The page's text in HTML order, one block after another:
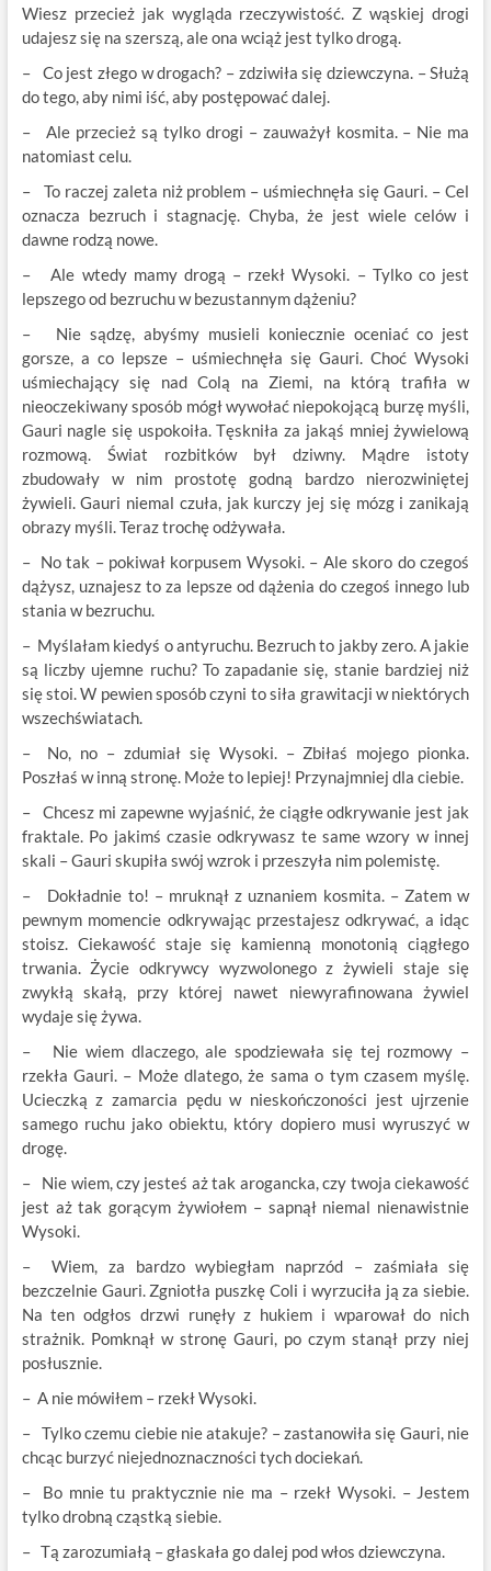
Wiesz przecież jak wygląda rzeczywistość. Z wąskiej drogi
udajesz się na szerszą, ale ona wciąż jest tylko drogą.
– Co jest złego w drogach? – zdziwiła się dziewczyna. – Służą
do tego, aby nimi iść, aby postępować dalej.
– Ale przecież są tylko drogi – zauważył kosmita. – Nie ma
natomiast celu.
– To raczej zaleta niż problem – uśmiechnęła się Gauri. – Cel
oznacza bezruch i stagnację. Chyba, że jest wiele celów i
dawne rodzą nowe.
– Ale wtedy mamy drogą – rzekł Wysoki. – Tylko co jest
lepszego od bezruchu w bezustannym dążeniu?
– Nie sądzę, abyśmy musieli koniecznie oceniać co jest
gorsze, a co lepsze – uśmiechnęła się Gauri. Choć Wysoki
uśmiechający się nad Colą na Ziemi, na którą trafiła w
nieoczekiwany sposób mógł wywołać niepokojącą burzę myśli,
Gauri nagle się uspokoiła. Tęskniła za jakąś mniej żywielową
rozmową. Świat rozbitków był dziwny. Mądre istoty
zbudowały w nim prostotę godną bardzo nierozwiniętej
żywieli. Gauri niemal czuła, jak kurczy jej się mózg i zanikają
obrazy myśli. Teraz trochę odżywała.
– No tak – pokiwał korpusem Wysoki. – Ale skoro do czegoś
dążysz, uznajesz to za lepsze od dążenia do czegoś innego lub
stania w bezruchu.
– Myślałam kiedyś o antyruchu. Bezruch to jakby zero. A jakie
są liczby ujemne ruchu? To zapadanie się, stanie bardziej niż
się stoi. W pewien sposób czyni to siła grawitacji w niektórych
wszechświatach.
– No, no – zdumiał się Wysoki. – Zbiłaś mojego pionka.
Poszłaś w inną stronę. Może to lepiej! Przynajmniej dla ciebie.
– Chcesz mi zapewne wyjaśnić, że ciągłe odkrywanie jest jak
fraktale. Po jakimś czasie odkrywasz te same wzory w innej
skali – Gauri skupiła swój wzrok i przeszyła nim polemistę.
– Dokładnie to! – mruknął z uznaniem kosmita. – Zatem w
pewnym momencie odkrywając przestajesz odkrywać, a idąc
stoisz. Ciekawość staje się kamienną monotonią ciągłego
trwania. Życie odkrywcy wyzwolonego z żywieli staje się
zwykłą skałą, przy której nawet niewyrafinowana żywiel
wydaje się żywa.
– Nie wiem dlaczego, ale spodziewała się tej rozmowy –
rzekła Gauri. – Może dlatego, że sama o tym czasem myślę.
Ucieczką z zamarcia pędu w nieskończoności jest ujrzenie
samego ruchu jako obiektu, który dopiero musi wyruszyć w
drogę.
– Nie wiem, czy jesteś aż tak arogancka, czy twoja ciekawość
jest aż tak gorącym żywiołem – sapnął niemal nienawistnie
Wysoki.
– Wiem, za bardzo wybiegłam naprzód – zaśmiała się
bezczelnie Gauri. Zgniotła puszkę Coli i wyrzuciła ją za siebie.
Na ten odgłos drzwi runęły z hukiem i wparował do nich
strażnik. Pomknął w stronę Gauri, po czym stanął przy niej
posłusznie.
– A nie mówiłem – rzekł Wysoki.
– Tylko czemu ciebie nie atakuje? – zastanowiła się Gauri, nie
chcąc burzyć niejednoznaczności tych dociekań.
– Bo mnie tu praktycznie nie ma – rzekł Wysoki. – Jestem
tylko drobną cząstką siebie.
– Tą zarozumiałą – głaskała go dalej pod włos dziewczyna.